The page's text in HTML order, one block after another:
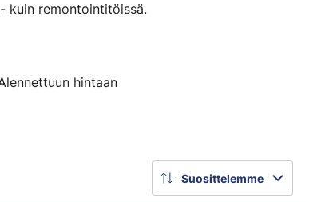
kuin remontointitöissä.
hintaan
Suosittelemme